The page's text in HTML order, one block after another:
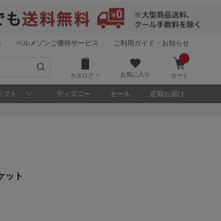
ベルメゾンご優待サービス ご利用ガイド・お知らせ
カタログ お気に入り カート
フト ディズニー セール 定期お届け
ット